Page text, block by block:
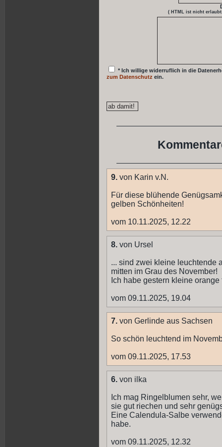
( HTML ist nicht
* Ich willige widerruflich in die
zum Datenschutz ein.
9. von Karin v.N.
Für diese blühende
gelben Schönheiten!
vom 10.11.2025, 12.22
8. von Ursel
... sind zwei kleine leuchtende
mitten im Grau des November!
Ich habe gestern kleine
vom 09.11.2025, 19.04
7. von Gerlinde aus Sachsen
So schön leuchtend im
vom 09.11.2025, 17.53
6. von ilka
Ich mag Ringelblumen sehr,
sie gut riechen und sehr
Eine Calendula-Salbe
habe.
vom 09.11.2025, 12.32